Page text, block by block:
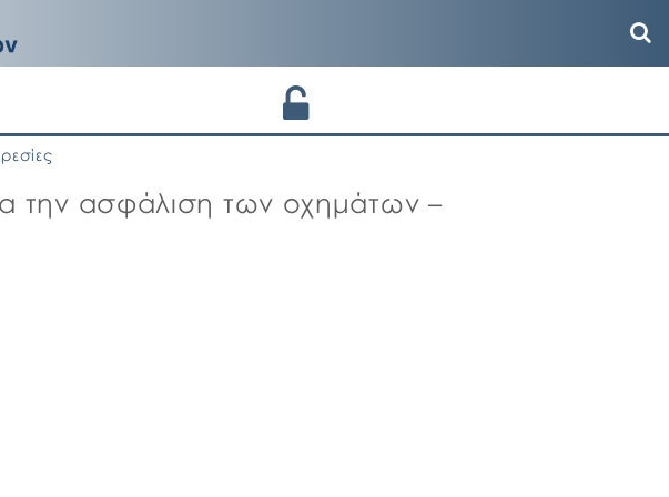
την ασφάλιση των οχημάτων –